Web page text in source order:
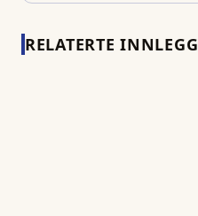
RELATERTE INNLEGG